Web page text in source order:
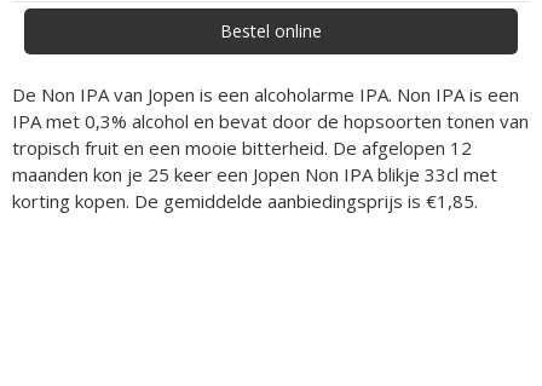
Bestel online
De Non IPA van Jopen is een alcoholarme IPA. Non IPA is een
IPA met 0,3% alcohol en bevat door de hopsoorten tonen van
tropisch fruit en een mooie bitterheid. De afgelopen 12
maanden kon je 25 keer een Jopen Non IPA blikje 33cl met
korting kopen. De gemiddelde aanbiedingsprijs is €1,85.